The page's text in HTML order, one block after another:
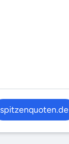
spitzenquoten.de